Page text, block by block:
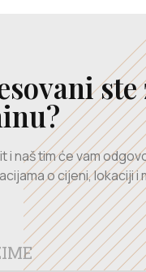
ste
i naš tim će vam
o cijeni, lokaciji